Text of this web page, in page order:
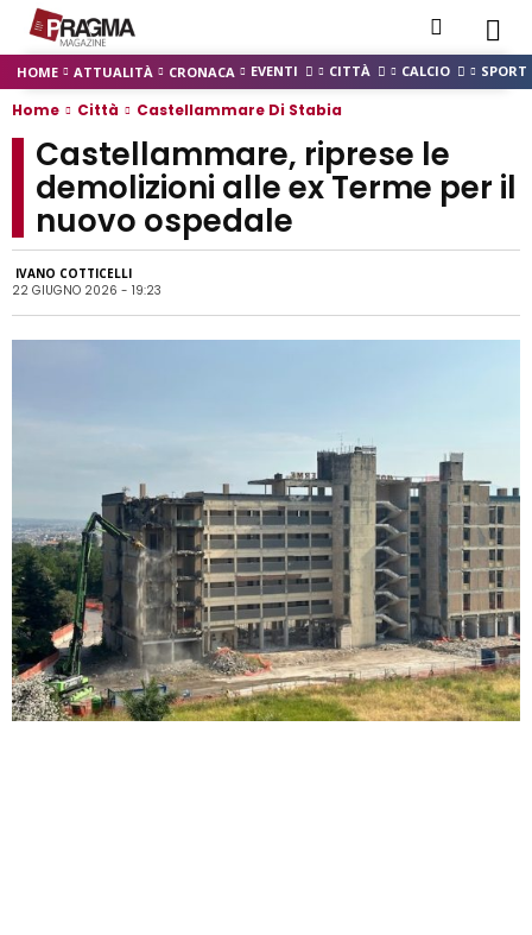
HOME ATTUALITÀ CRONACA EVENTI CITTÀ CALCIO SPORT
Home Città Castellammare Di Stabia
Castellammare, riprese le
demolizioni alle ex Terme per il
nuovo ospedale
IVANO COTTICELLI
22 GIUGNO 2026 - 19:23